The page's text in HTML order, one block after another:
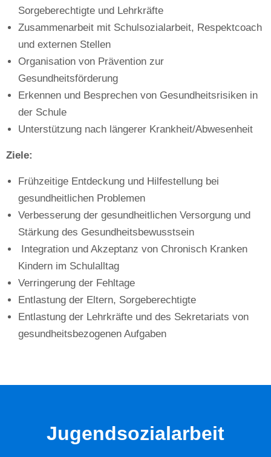
Sorgeberechtigte und Lehrkräfte
Zusammenarbeit mit Schulsozialarbeit, Respektcoach
und externen Stellen
Organisation von Prävention zur
Gesundheitsförderung
Erkennen und Besprechen von Gesundheitsrisiken in
der Schule
Unterstützung nach längerer Krankheit/Abwesenheit
Ziele:
Frühzeitige Entdeckung und Hilfestellung bei
gesundheitlichen Problemen
Verbesserung der gesundheitlichen Versorgung und
Stärkung des Gesundheitsbewusstsein
Integration und Akzeptanz von Chronisch Kranken
Kindern im Schulalltag
Verringerung der Fehltage
Entlastung der Eltern, Sorgeberechtigte
Entlastung der Lehrkräfte und des Sekretariats von
gesundheitsbezogenen Aufgaben
Jugendsozialarbeit